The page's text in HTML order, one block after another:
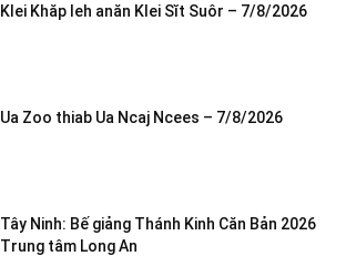
Klei Khăp leh anăn Klei Sĭt Suôr – 7/8/2026
Ua Zoo thiab Ua Ncaj Ncees – 7/8/2026
Tây Ninh: Bế giảng Thánh Kinh Căn Bản 2026
Trung tâm Long An